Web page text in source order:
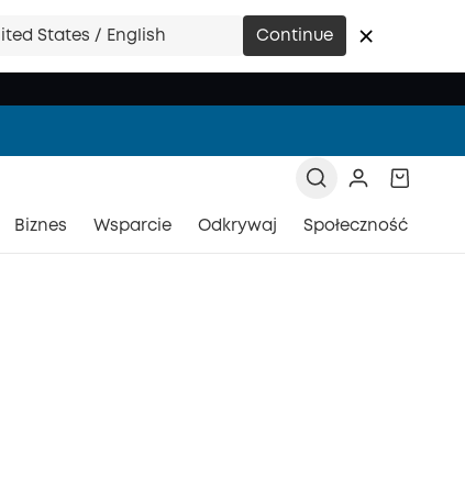
States / English Continue
Biznes Wsparcie Odkrywaj Społeczność